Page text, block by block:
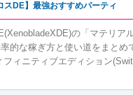
スDE】最強おすすめパーティ
の「マテリア
的な稼ぎ方と使い道をまとめ
フィニティブエディション